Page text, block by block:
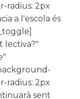
radius: 2px
a l'escola és
lectiva?"
radius: 2px
sent